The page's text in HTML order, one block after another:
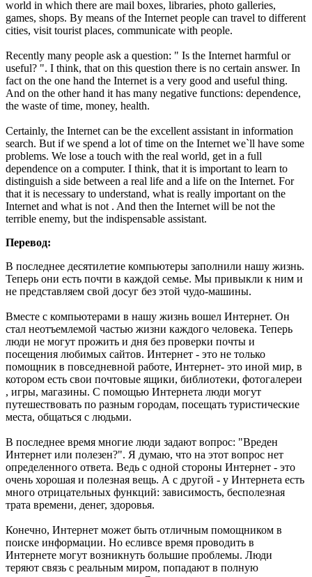
world in which there are mail boxes, libraries, photo galleries,
games, shops. By means of the Internet people can travel to different
cities, visit tourist places, communicate with people.
Recently many people ask a question: " Is the Internet harmful or
useful? ". I think, that on this question there is no certain answer. In
fact on the one hand the Internet is a very good and useful thing.
And on the other hand it has many negative functions: dependence,
the waste of time, money, health.
Certainly, the Internet can be the excellent assistant in information
search. But if we spend a lot of time on the Internet we`ll have some
problems. We lose a touch with the real world, get in a full
dependence on a computer. I think, that it is important to learn to
distinguish a side between a real life and a life on the Internet. For
that it is necessary to understand, what is really important on the
Internet and what is not . And then the Internet will be not the
terrible enemy, but the indispensable assistant.
Перевод:
В последнее десятилетие компьютеры заполнили нашу жизнь.
Теперь они есть почти в каждой семье. Мы привыкли к ним и
не представляем свой досуг без этой чудо-машины.
Вместе с компьютерами в нашу жизнь вошел Интернет. Он
стал неотъемлемой частью жизни каждого человека. Теперь
люди не могут прожить и дня без проверки почты и
посещения любимых сайтов. Интернет - это не только
помощник в повседневной работе, Интернет- это иной мир, в
котором есть свои почтовые ящики, библиотеки, фотогалереи
, игры, магазины. С помощью Интернета люди могут
путешествовать по разным городам, посещать туристические
места, общаться с людьми.
В последнее время многие люди задают вопрос: "Вреден
Интернет или полезен?". Я думаю, что на этот вопрос нет
определенного ответа. Ведь с одной стороны Интернет - это
очень хорошая и полезная вещь. А с другой - у Интернета есть
много отрицательных функций: зависимость, бесполезная
трата времени, денег, здоровья.
Конечно, Интернет может быть отличным помощником в
поиске информации. Но есливсе время проводить в
Интернете могут возникнуть большие проблемы. Люди
теряют связь с реальным миром, попадают в полную